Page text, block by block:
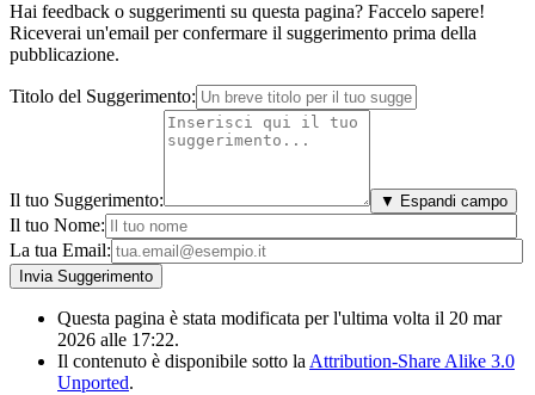
Hai feedback o suggerimenti su questa pagina? Faccelo sapere!
Riceverai un'email per confermare il suggerimento prima della
pubblicazione.
Titolo del Suggerimento:
Il tuo Suggerimento: ▼ Espandi campo
Il tuo Nome:
La tua Email:
Questa pagina è stata modificata per l'ultima volta il 20 mar
2026 alle 17:22.
Il contenuto è disponibile sotto laAttribution-Share Alike 3.0
Unported.